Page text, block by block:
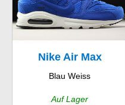
Nike Air Max
Command Premium
Blau Weiss
Auf Lager